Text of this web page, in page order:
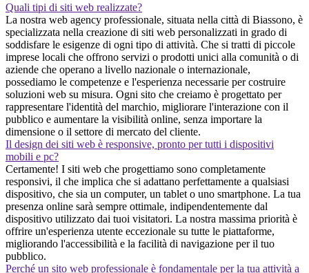
Quali tipi di siti web realizzate?
La nostra web agency professionale, situata nella città di Biassono, è
specializzata nella creazione di siti web personalizzati in grado di
soddisfare le esigenze di ogni tipo di attività. Che si tratti di piccole
imprese locali che offrono servizi o prodotti unici alla comunità o di
aziende che operano a livello nazionale o internazionale,
possediamo le competenze e l'esperienza necessarie per costruire
soluzioni web su misura. Ogni sito che creiamo è progettato per
rappresentare l'identità del marchio, migliorare l'interazione con il
pubblico e aumentare la visibilità online, senza importare la
dimensione o il settore di mercato del cliente.
Il design dei siti web è responsive, pronto per tutti i dispositivi
mobili e pc?
Certamente! I siti web che progettiamo sono completamente
responsivi, il che implica che si adattano perfettamente a qualsiasi
dispositivo, che sia un computer, un tablet o uno smartphone. La tua
presenza online sarà sempre ottimale, indipendentemente dal
dispositivo utilizzato dai tuoi visitatori. La nostra massima priorità è
offrire un'esperienza utente eccezionale su tutte le piattaforme,
migliorando l'accessibilità e la facilità di navigazione per il tuo
pubblico.
Perché un sito web professionale è fondamentale per la tua attività a